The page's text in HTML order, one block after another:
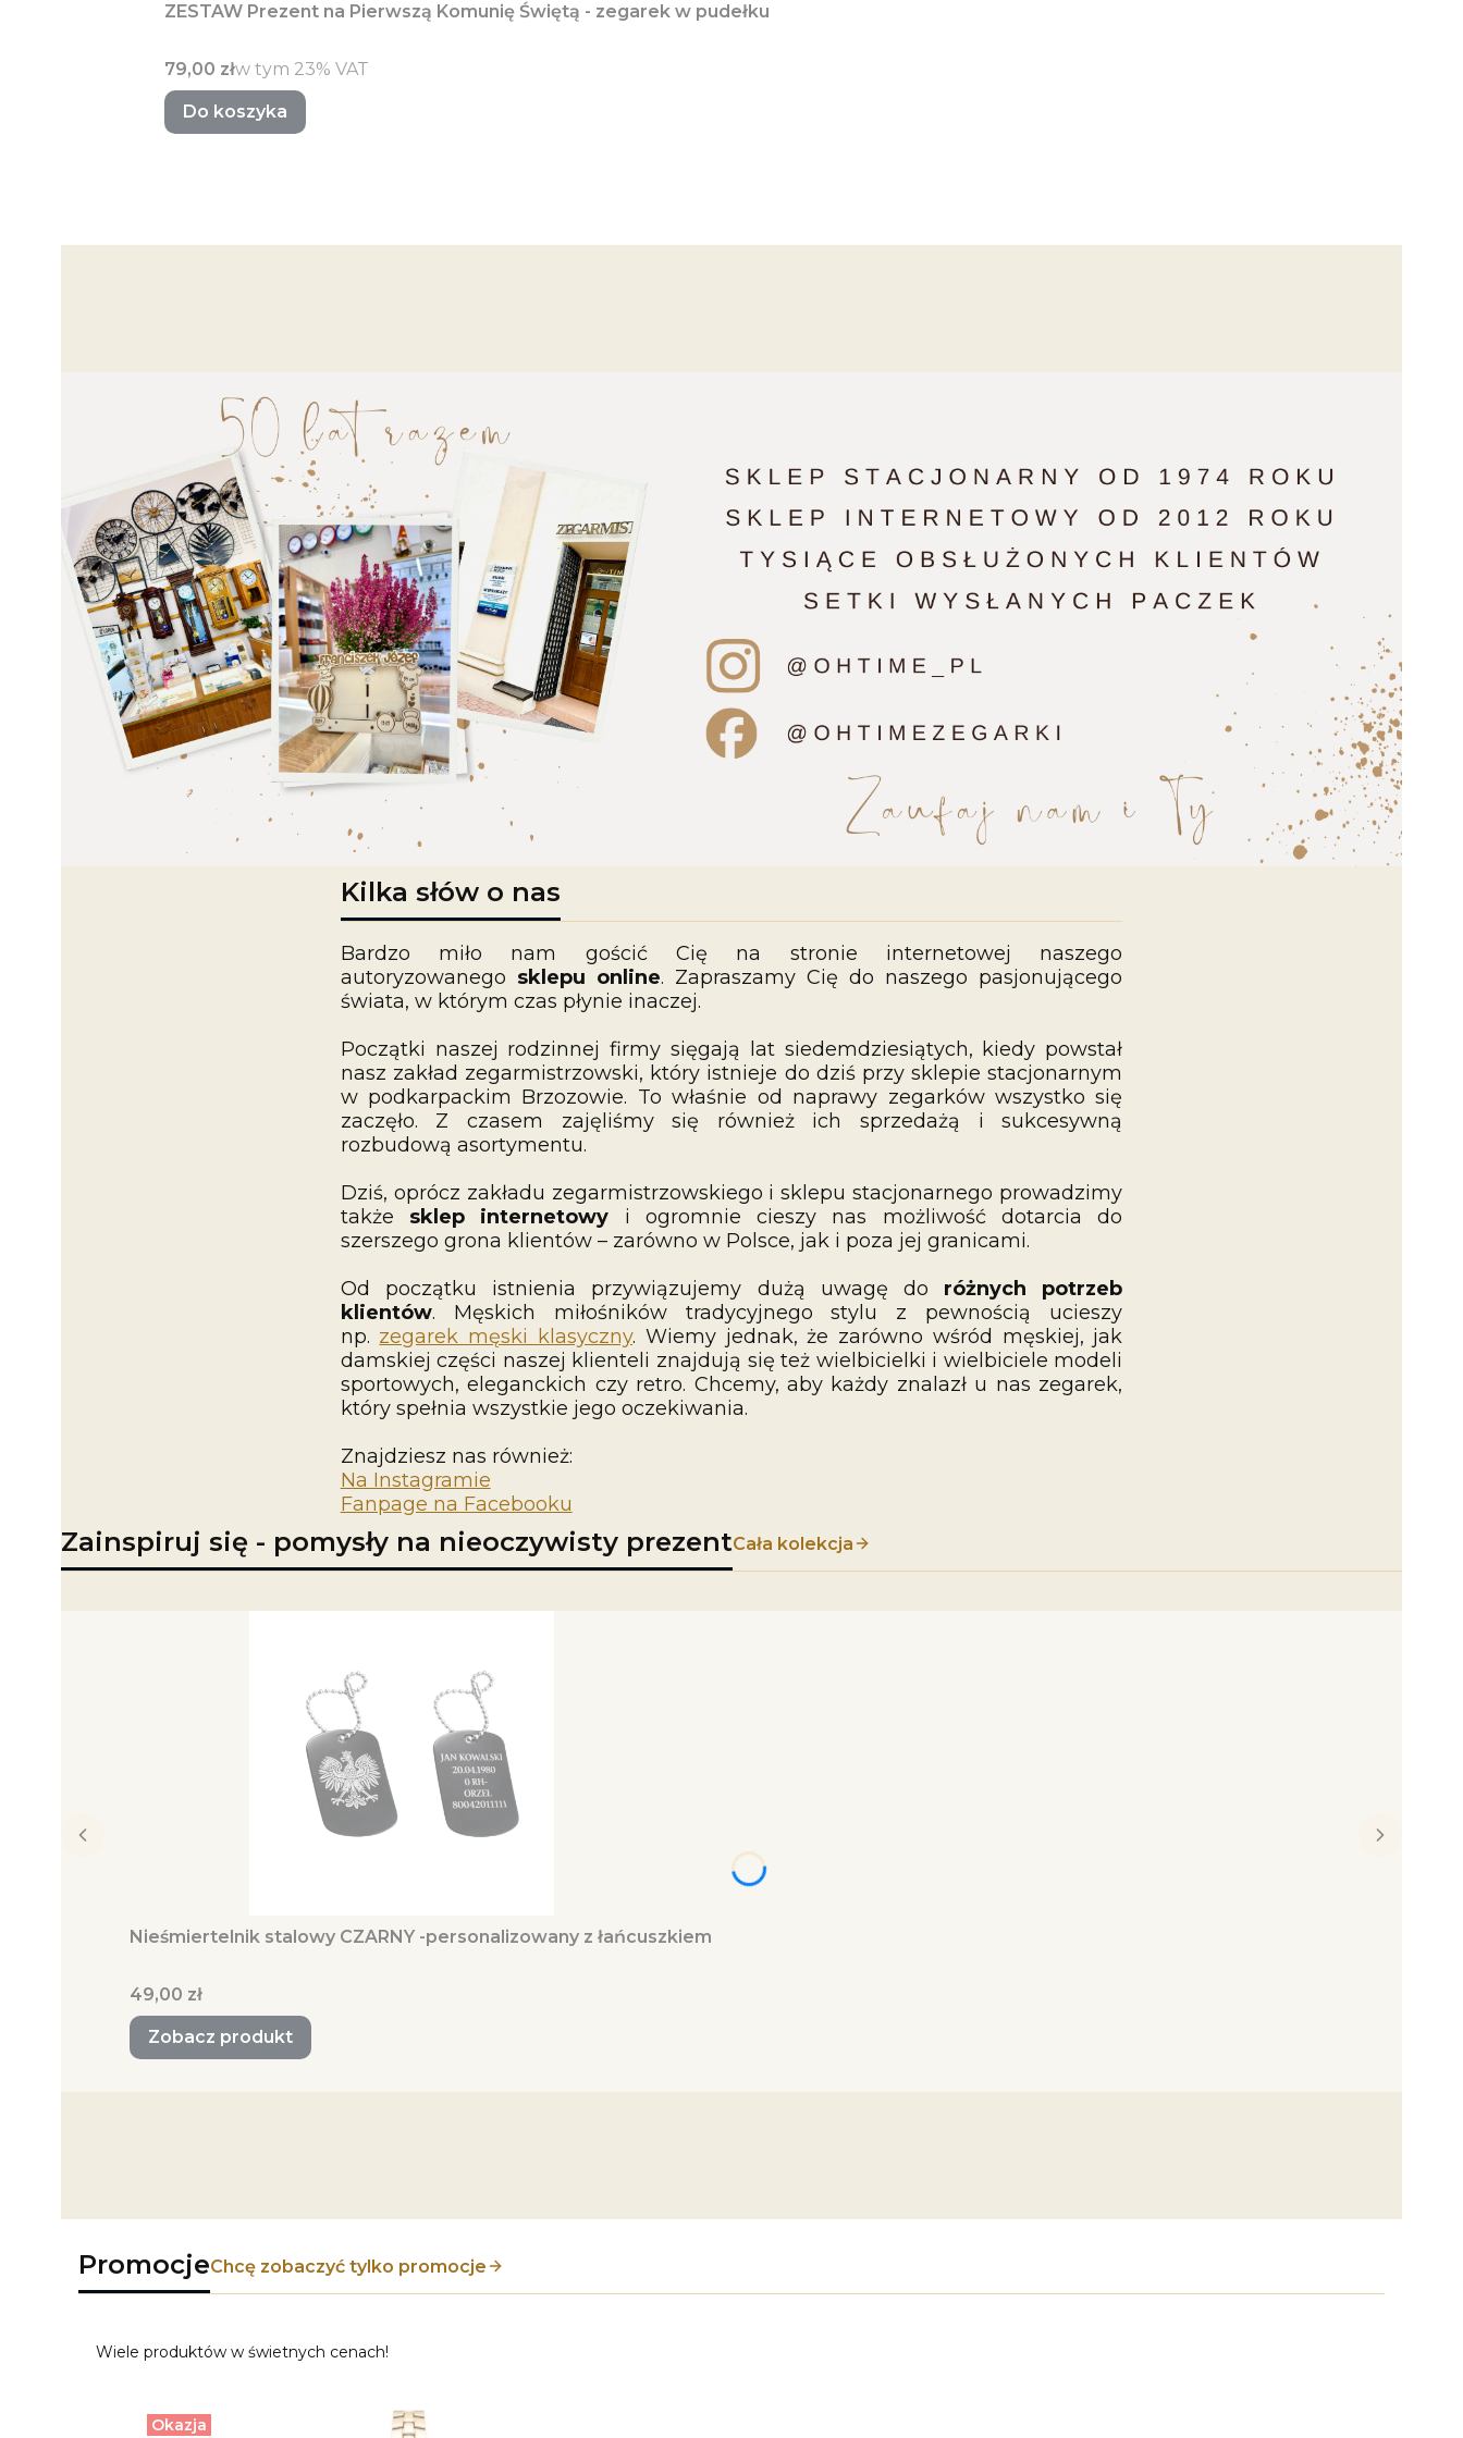
ZESTAW Prezent na Pierwszą Komunię Świętą - zegarek w pudełku
Cena brutto
79,00 złw tym %s VAT
w tym 23% VAT
Do koszyka
Kilka słów o nas
Bardzo miło nam gościć Cię na stronie internetowej naszego
autoryzowanego sklepu online. Zapraszamy Cię do naszego pasjonującego
świata, w którym czas płynie inaczej.
Początki naszej rodzinnej firmy sięgają lat siedemdziesiątych, kiedy powstał
nasz zakład zegarmistrzowski, który istnieje do dziś przy sklepie stacjonarnym
w podkarpackim Brzozowie. To właśnie od naprawy zegarków wszystko się
zaczęło. Z czasem zajęliśmy się również ich sprzedażą i sukcesywną
rozbudową asortymentu.
Dziś, oprócz zakładu zegarmistrzowskiego i sklepu stacjonarnego prowadzimy
także sklep internetowy i ogromnie cieszy nas możliwość dotarcia do
szerszego grona klientów – zarówno w Polsce, jak i poza jej granicami.
Od początku istnienia przywiązujemy dużą uwagę do różnych potrzeb
klientów. Męskich miłośników tradycyjnego stylu z pewnością ucieszy
np. zegarek męski klasyczny. Wiemy jednak, że zarówno wśród męskiej, jak
damskiej części naszej klienteli znajdują się też wielbicielki i wielbiciele modeli
sportowych, eleganckich czy retro. Chcemy, aby każdy znalazł u nas zegarek,
który spełnia wszystkie jego oczekiwania.
Znajdziesz nas również:
Na Instagramie
Fanpage na Facebooku
Zainspiruj się - pomysły na nieoczywisty prezentCała kolekcja
Nieśmiertelnik stalowy CZARNY -personalizowany z łańcuszkiem
Cena
49,00 zł
Zobacz produkt
PromocjeChcę zobaczyć tylko promocje
Wiele produktów w świetnych cenach!
Okazja